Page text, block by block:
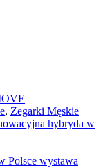
, Zegarki Męskie
hybryda w
Polsce wystawa